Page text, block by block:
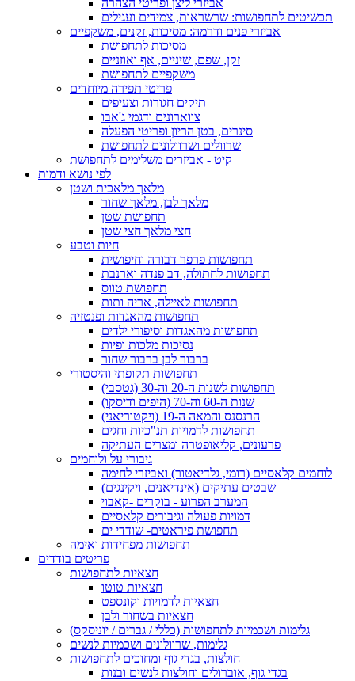
אביזרי ליצן ופריטי הצהרה
תכשיטים לתחפושות: שרשראות, צמידים ועגילים
אביזרי פנים ודרמה: מסיכות, זקנים, משקפיים
מסיכות לתחפושת
זקן, שפם, שיניים, אף ואוזניים
משקפיים לתחפושת
פריטי תפירה מיוחדים
תיקים חגורות וצעיפים
צווארונים ודגמי ג'אבו
סינרים, בטן הריון ופריטי הפעלה
שרוולים ושרוולונים לתחפושת
קיט - אביזרים משלימים לתחפושת
לפי נושא ודמות
מלאך מלאכית ושטן
מלאך לבן, מלאך שחור
תחפושת שטן
חצי מלאך חצי שטן
חיות וטבע
תחפושות פרפר דבורה וחיפושית
תחפושות לחתולה, דב פנדה וארנבת
תחפושת טווס
תחפושות לאיילה, אריה ותות
תחפושות מהאגדות ופנטזיה
תחפושות מהאגדות וסיפורי ילדים
נסיכות מלכות ופיות
ברבור לבן ברבור שחור
תחפושות תקופתי והיסטורי
תחפושות לשנות ה-20 וה-30 (גטסבי)
שנות ה-60 וה-70 (היפים ודיסקו)
הרנסנס והמאה ה-19 (ויקטוריאני)
תחפושות לדמויות תנ"כיות וחגים
פרעונים, קליאופטרה ומצרים העתיקה
גיבורי על ולוחמים
לוחמים קלאסיים (רומי, גלדיאטור) ואביזרי לחימה
שבטים עתיקים (אינדיאנים, ויקינגים)
המערב הפרוע - בוקרים -קאבוי
דמויות פעולה וגיבורים קלאסיים
תחפושת פיראטים- שודדי ים
תחפושות מפחידות ואימה
פריטים בודדים
חצאיות לתחפושות
חצאיות טוטו
חצאיות לדמויות וקונספט
חצאיות בשחור ולבן
גלימות ושכמיות לתחפושות (כללי / גברים / יוניסקס)
גלימות, שרוולונים ושכמיות לנשים
חולצות, בגדי גוף ומחוכים לתחפושות
בגדי גוף, אוברולים וחולצות לנשים ובנות